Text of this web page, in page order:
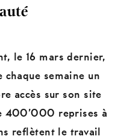
le 16 mars dernier,
semaine un
accès sur son site
400’000 reprises à
reflètent le travail